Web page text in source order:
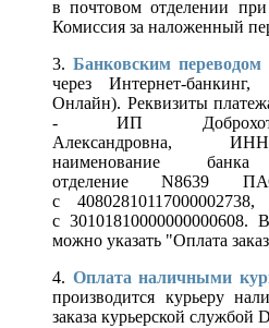
в почтовом отделении
Комиссия за наложенный
3.Банковским переводом
через Интернет-
Онлайн). Реквизиты
- ИП
Александровна,
наименование
отделение N8639
с
с 30101810000000000608.
можно указать "Оплата
4. Оплата наличными
производится курьеру
заказа курьерской службой